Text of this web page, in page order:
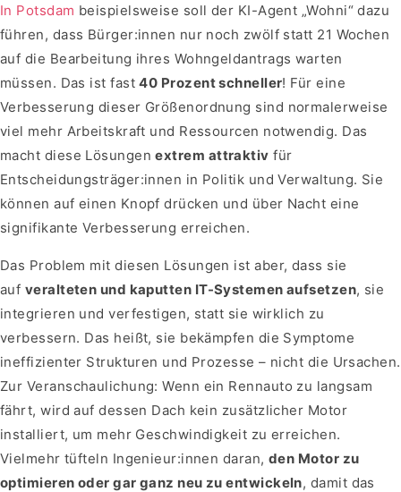
In Potsdam beispielsweise soll der KI-Agent „Wohni“ dazu
führen, dass Bürger:innen nur noch zwölf statt 21 Wochen
auf die Bearbeitung ihres Wohngeldantrags warten
müssen. Das ist fast40 Prozent schneller! Für eine
Verbesserung dieser Größenordnung sind normalerweise
viel mehr Arbeitskraft und Ressourcen notwendig. Das
macht diese Lösungenextrem attraktiv für
Entscheidungsträger:innen in Politik und Verwaltung. Sie
können auf einen Knopf drücken und über Nacht eine
signifikante Verbesserung erreichen.
Das Problem mit diesen Lösungen ist aber, dass sie
auf veralteten und kaputten IT-Systemen aufsetzen, sie
integrieren und verfestigen, statt sie wirklich zu
verbessern. Das heißt, sie bekämpfen die Symptome
ineffizienter Strukturen und Prozesse – nicht die Ursachen.
Zur Veranschaulichung: Wenn ein Rennauto zu langsam
fährt, wird auf dessen Dach kein zusätzlicher Motor
installiert, um mehr Geschwindigkeit zu erreichen.
Vielmehr tüfteln Ingenieur:innen daran, den Motor zu
optimieren oder gar ganz neu zu entwickeln, damit das